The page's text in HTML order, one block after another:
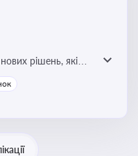
рішень, які
або
і процесів.